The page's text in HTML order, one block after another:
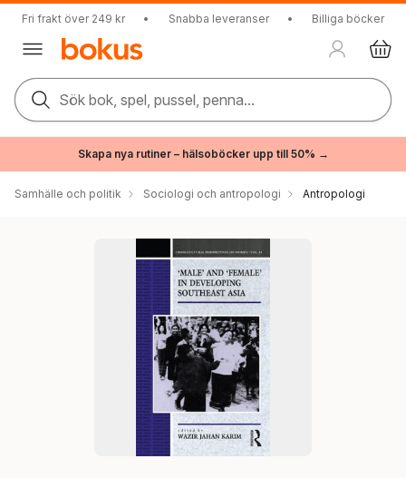
Fri frakt över 249 kr • Snabba leveranser • Billiga böcker
Sök bok, spel, pussel, penna...
Skapa nya rutiner – hälsoböcker upp till 50% →
Samhälle och politik Sociologi och antropologi Antropologi